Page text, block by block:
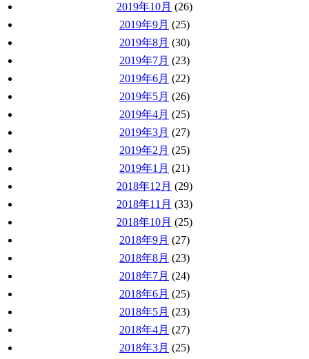
2019年10月 (26)
2019年9月 (25)
2019年8月 (30)
2019年7月 (23)
2019年6月 (22)
2019年5月 (26)
2019年4月 (25)
2019年3月 (27)
2019年2月 (25)
2019年1月 (21)
2018年12月 (29)
2018年11月 (33)
2018年10月 (25)
2018年9月 (27)
2018年8月 (23)
2018年7月 (24)
2018年6月 (25)
2018年5月 (23)
2018年4月 (27)
2018年3月 (25)